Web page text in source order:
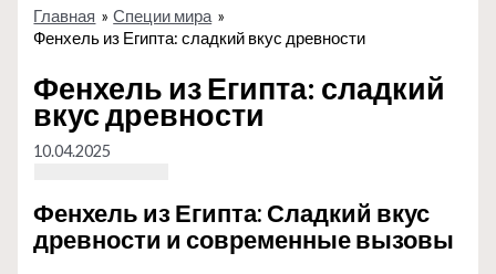
Главная
Специи мира
Фенхель из Египта: сладкий вкус древности
Фенхель из Египта: сладкий
вкус древности
10.04.2025
Фенхель из Египта: Сладкий вкус
древности и современные вызовы